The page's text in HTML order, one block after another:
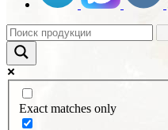
Exact matches only